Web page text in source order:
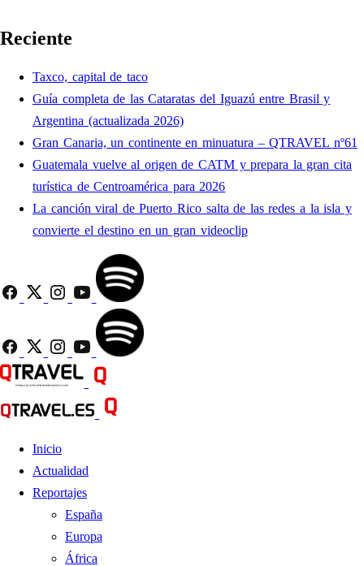
Reciente
Taxco, capital de taco
Guía completa de las Cataratas del Iguazú entre Brasil y
Argentina (actualizada 2026)
Gran Canaria, un continente en minuatura – QTRAVEL nº61
Guatemala vuelve al origen de CATM y prepara la gran cita
turística de Centroamérica para 2026
La canción viral de Puerto Rico salta de las redes a la isla y
convierte el destino en un gran videoclip
Inicio
Actualidad
Reportajes
España
Europa
África